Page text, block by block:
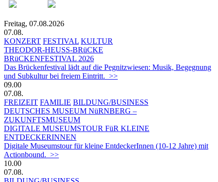
Freitag, 07.08.2026
07.08.
KONZERT FESTIVAL KULTUR
THEODOR-HEUSS-BRüCKE
BRüCKENFESTIVAL 2026
Das Brückenfestival lädt auf die Pegnitzwiesen: Musik, Begegnung
und Subkultur bei freiem Eintritt. >>
09.00
07.08.
FREIZEIT FAMILIE BILDUNG/BUSINESS
DEUTSCHES MUSEUM NüRNBERG –
ZUKUNFTSMUSEUM
DIGITALE MUSEUMSTOUR FüR KLEINE
ENTDECKERINNEN
Digitale Museumstour für kleine EntdeckerInnen (10-12 Jahre) mit
Actionbound. >>
10.00
07.08.